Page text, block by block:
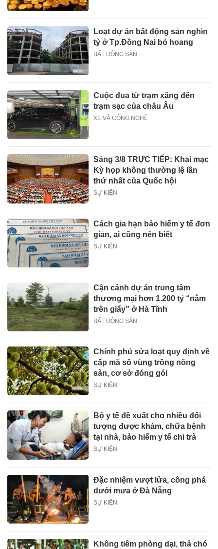
Loạt dự án bất động sản nghìn
tỷ ở Tp.Đồng Nai bỏ hoang
BẤT ĐỘNG SẢN
Cuộc đua từ trạm xăng đến
trạm sạc của châu Âu
XE VÀ CÔNG NGHỆ
Sáng 3/8 TRỰC TIẾP: Khai mạc
Kỳ họp không thường lệ lần
thứ nhất của Quốc hội
SỰ KIỆN
Cách gia hạn bảo hiểm y tế đơn
giản, ai cũng nên biết
SỰ KIỆN
Cận cảnh dự án trung tâm
thương mại hơn 1.200 tỷ “nằm
trên giấy” ở Hà Tĩnh
BẤT ĐỘNG SẢN
Chính phủ sửa loạt quy định về
cấp mã số vùng trồng nông
sản, cơ sở đóng gói
SỰ KIỆN
Bộ y tế đề xuất cho nhiều đối
tượng được khám, chữa bệnh
tại nhà, bảo hiểm y tế chi trả
SỰ KIỆN
Đặc nhiệm vượt lửa, công phá
dưới mưa ở Đà Nẵng
SỰ KIỆN
Không tiêm phòng dại, thả chó